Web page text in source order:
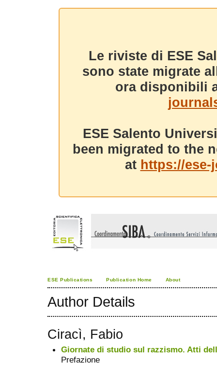
Le riviste di ESE
sono state migrate
ora disponibili
ESE Salento
been migrated to the
at https://
ESE Publications Publication Home About
Author Details
Ciracì, Fabio
Giornate di studio sul razzismo. Atti
Prefazione